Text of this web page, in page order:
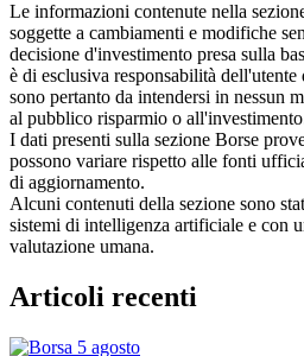
Le informazioni contenute nella
soggette a cambiamenti e modifiche
decisione d'investimento presa sulla
è di esclusiva responsabilità
sono pertanto da intendersi in nessun
al pubblico risparmio o
I dati presenti sulla sezione Borse
possono variare rispetto alle fonti
di aggiornamento.
Alcuni contenuti della sezione sono
sistemi di intelligenza artificiale e con
valutazione umana.
Articoli recenti